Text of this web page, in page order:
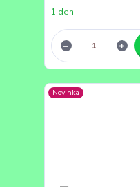
1 den
Novinka